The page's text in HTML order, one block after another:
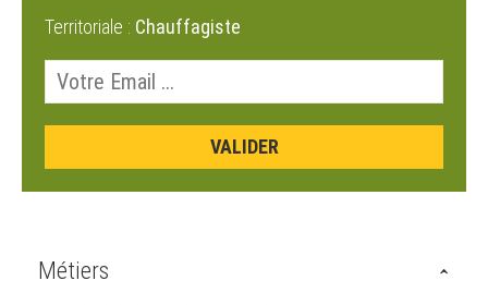
Territoriale : Chauffagiste
Métiers